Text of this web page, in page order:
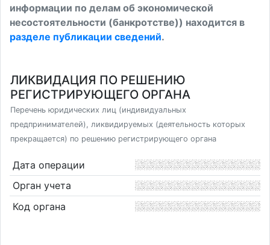
информации по делам об экономической
несостоятельности (банкротстве)) находится в
разделе публикации сведений.
ЛИКВИДАЦИЯ ПО РЕШЕНИЮ
РЕГИСТРИРУЮЩЕГО ОРГАНА
Перечень юридических лиц (индивидуальных
предпринимателей), ликвидируемых (деятельность которых
прекращается) по решению регистрирующего органа
Дата операции
Орган учета
Код органа